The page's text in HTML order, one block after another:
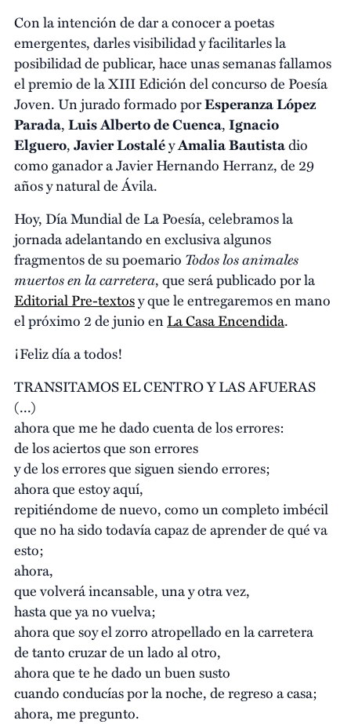
Con la intención de dar a conocer a poetas
emergentes, darles visibilidad y facilitarles la
posibilidad de publicar, hace unas semanas fallamos
el premio de la XIII Edición del concurso de Poesía
Joven. Un jurado formado porEsperanza López
Parada,Luis Alberto de Cuenca,Ignacio
Elguero,Javier LostaléyAmalia Bautistadio
como ganador a Javier Hernando Herranz, de 29
años y natural de Ávila.
Hoy, Día Mundial de La Poesía, celebramos la
jornada adelantando en exclusiva algunos
fragmentos de su poemario Todos los animales
muertos en la carretera, que será publicado por la
Editorial Pre-textosy que le entregaremos en mano
el próximo 2 de junio enLa Casa Encendida.
¡Feliz día a todos!
TRANSITAMOS EL CENTRO Y LAS AFUERAS
(...)
ahora que me he dado cuenta de los errores:
de los aciertos que son errores
y de los errores que siguen siendo errores;
ahora que estoy aquí,
repitiéndome de nuevo, como un completo imbécil
que no ha sido todavía capaz de aprender de qué va
esto;
ahora,
que volverá incansable, una y otra vez,
hasta que ya no vuelva;
ahora que soy el zorro atropellado en la carretera
de tanto cruzar de un lado al otro,
ahora que te he dado un buen susto
cuando conducías por la noche, de regreso a casa;
ahora, me pregunto.